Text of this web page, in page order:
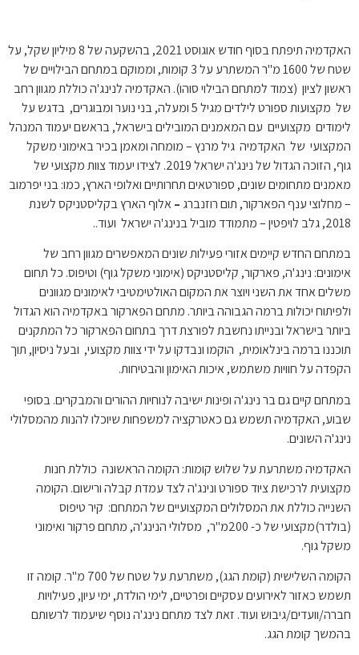
האקדמיה תיפתח בסוף חודש אוגוסט 2021, בהשקעה של 8 מיליון שקל, על
שטח של 1600 מ"ר המשתרע על 3 קומות, וממוקם במתחם הבילויים של
ראשון לציון (צמוד למתחם הבילוי סוהו). האקדמיה לנינג'ה כוללת מגוון רחב
של מקצועות ספורט לילדים מגיל 5 ומעלה, בני נוער ומבוגרים, בדגש על
לימודים מקצועיים עם המאמנים המובילים בישראל, בראשם יעמוד המנהל
המקצועי של האקדמיה גיל מרנץ –מומחה ומאמן בכיר באימוני משקל
גוף, הזוכה הגדול של נינג'ה ישראל 2019. לצידו יעמוד צוות מקצועי של
מאמנים מתחומים שונים, ספורטאים תחרותיים ואלופי הארץ, כמו: בני יפרמוב
– מחלוצי ענף הפארקור, תום רוזנברג –אלוף הארץ בקליסטניקס לשנת
2018, גלב לויפטין – מתמודד מוביל בנינג'ה ישראל ועוד..
במתחם החדש קיימים אזורי פעילות שונים המאפשרים מגוון רחב של
אימונים: נינג'ה, פארקור, קליסטניקס (אימוני משקל גוף) וטיפוס. כל תחום
משלים אחד את השני ויוצר את המקום האולטימטיבי לאימונים מגוונים
ולפיתוח יכולות ברמה הגבוהה ביותר. מתחם הפארקור באקדמיה הוא הגדול
ביותר בישראל ובנייתו נחשבת לפורצת דרך בתחום הפארקור כל המתקנים
תוכננו ברמה בינלאומית, הוקמו ונבדקו על ידי צוות מקצועי, ובעל ניסיון, תוך
הקפדה על חוויות משתמש, איכות האימון והבטיחות.
במתחם קיים גם בר נינג'ה ופינות ישיבה לנוחיות ההורים והמבקרים. בסופי
שבוע, האקדמיה תשמש גם כאטרקציה למשפחות שיוכלו להנות מהמסלולי
נינג'ה השונים.
האקדמיה משתרעת על שלוש קומות: הקומה הראשונה כוללת חנות
מקצועית לרכישת ציוד ספורט ונינג'ה לצד עמדת קבלה ורישום. הקומה
השנייה כוללת את המסלולים המקצועיים של המתחם: קיר טיפוס
(בולדר)מקצועי של כ- 200מ"ר, מסלולי הנינג'ה, מתחם פרקור ואימוני
משקל גוף.
הקומה השלישית (קומת הגג), משתרעת על שטח של 700 מ"ר. קומה זו
תשמש כאזור לאירועים עסקיים ופרטיים, לימי הולדת, ימי עיון, פעילויות
חברה/וועדים/גיבוש ועוד. זאת לצד מתחם נינג'ה נוסף שיעמוד לרשותם
בהמשך קומת הגג.